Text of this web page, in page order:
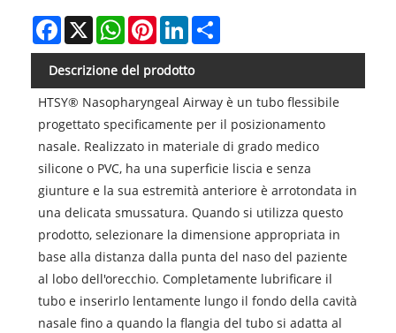
Facebook
X WhatsAppPinterestLinkedIn
Descrizione del prodotto
HTSY® Nasopharyngeal Airway è un tubo flessibile
progettato specificamente per il posizionamento
nasale. Realizzato in materiale di grado medico
silicone o PVC, ha una superficie liscia e senza
giunture e la sua estremità anteriore è arrotondata in
una delicata smussatura. Quando si utilizza questo
prodotto, selezionare la dimensione appropriata in
base alla distanza dalla punta del naso del paziente
al lobo dell'orecchio. Completamente lubrificare il
tubo e inserirlo lentamente lungo il fondo della cavità
nasale fino a quando la flangia del tubo si adatta al